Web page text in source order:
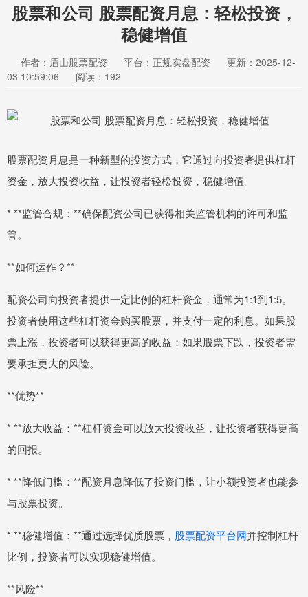
股票和公司 股票配资月息：轻松投资，
稳健增值
作者：眉山股票配资 平台：正规实盘配资
更新：2025-12-
03 10:59:06
阅读：192
股票配资月息是一种新型的投资方式，它通过向投资者提供杠杆
资金，放大投资收益，让投资者轻松投资，稳健增值。
* **监管合规：**确保配资公司已获得相关监管机构的许可和监
管。
**如何运作？**
配资公司向投资者提供一定比例的杠杆资金，通常为1:1到1:5。
投资者使用这些杠杆资金购买股票，并支付一定的利息。如果股
票上涨，投资者可以获得更高的收益；如果股票下跌，投资者需
要承担更大的风险。
**优势**
* **放大收益：**杠杆资金可以放大投资收益，让投资者获得更高
的回报。
* **降低门槛：**配资月息降低了投资门槛，让小额投资者也能参
与股票投资。
* **稳健增值：**通过选择优质股票， 股票配资平台网并控制杠杆
比例，投资者可以实现稳健增值。
**风险**